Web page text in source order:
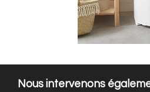
Nous intervenons